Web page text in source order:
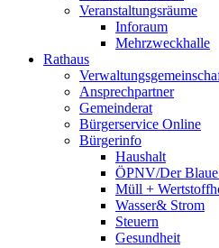
Veranstaltungsräume
Inforaum
Mehrzweckhalle
Rathaus
Ansprechpartner
Gemeinderat
Bürgerservice Online
Bürgerinfo
Haushalt
ÖPNV/Der
Müll +
Wasser& Strom
Steuern
Gesundheit